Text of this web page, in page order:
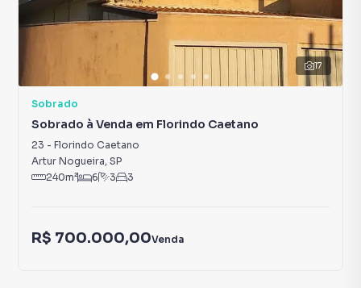
17
Sobrado
Sobrado à Venda em Florindo Caetano
23 - Florindo Caetano
Artur Nogueira, SP
240m² 6 3 3
R$ 700.000,00Venda